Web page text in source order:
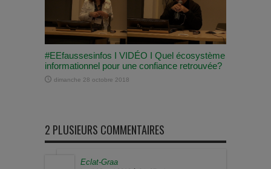
#EEfaussesinfos I VIDÉO I Quel écosystème
informationnel pour une confiance retrouvée?
dimanche 28 octobre 2018
2 PLUSIEURS COMMENTAIRES
Eclat-Graa